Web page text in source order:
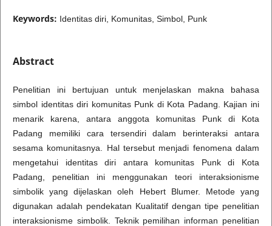
Keywords: Identitas diri, Komunitas, Simbol, Punk
Abstract
Penelitian ini bertujuan untuk menjelaskan makna bahasa
simbol identitas diri komunitas Punk di Kota Padang. Kajian ini
menarik karena, antara anggota komunitas Punk di Kota
Padang memiliki cara tersendiri dalam berinteraksi antara
sesama komunitasnya. Hal tersebut menjadi fenomena dalam
mengetahui identitas diri antara komunitas Punk di Kota
Padang, penelitian ini menggunakan teori interaksionisme
simbolik yang dijelaskan oleh Hebert Blumer. Metode yang
digunakan adalah pendekatan Kualitatif dengan tipe penelitian
interaksionisme simbolik. Teknik pemilihan informan penelitian